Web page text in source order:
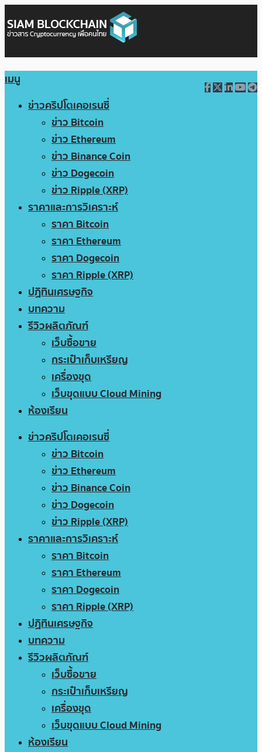
เมนู
ข่าวคริปโตเคอเรนซี่
ข่าว Bitcoin
ข่าว Ethereum
ข่าว Binance Coin
ข่าว Dogecoin
ข่าว Ripple (XRP)
ราคาและการวิเคราะห์
ราคา Bitcoin
ราคา Ethereum
ราคา Dogecoin
ราคา Ripple (XRP)
ปฏิทินเศรษฐกิจ
บทความ
รีวิวผลิตภัณฑ์
เว็บซื้อขาย
กระเป๋าเก็บเหรียญ
เครื่องขุด
เว็บขุดแบบ Cloud Mining
ห้องเรียน
ข่าวคริปโตเคอเรนซี่
ข่าว Bitcoin
ข่าว Ethereum
ข่าว Binance Coin
ข่าว Dogecoin
ข่าว Ripple (XRP)
ราคาและการวิเคราะห์
ราคา Bitcoin
ราคา Ethereum
ราคา Dogecoin
ราคา Ripple (XRP)
ปฏิทินเศรษฐกิจ
บทความ
รีวิวผลิตภัณฑ์
เว็บซื้อขาย
กระเป๋าเก็บเหรียญ
เครื่องขุด
เว็บขุดแบบ Cloud Mining
ห้องเรียน